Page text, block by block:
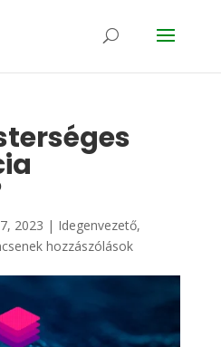
2023 | Idegenvezető,
hozzászólások